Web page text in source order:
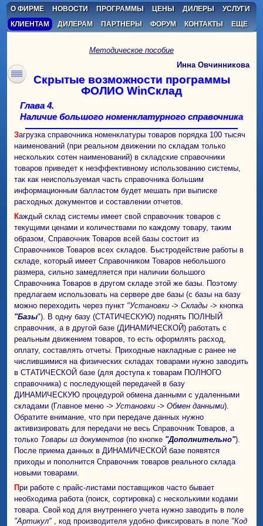
О ФИРМЕ НОВОСТИ ПРОГРАММЫ ЦЕНЫ ДИЛЕРЫ
УСЛУГИ
КЛИЕНТАМ
ДИЛЕРАМ ПАРТНЕРЫ ФОРУМ КОНТАКТЫ ЕЩЕ
Методическое пособие
Инна Овчинникова
Скрытые возможности программы
ФОЛИО WinСклад
Глава 4.
Наличие большого номенклатурного справочника
Загрузка справочника номенклатуры товаров порядка 100 тысяч
наименований (при реальном движении по складам только
нескольких сотен наименований) в складские справочники
товаров приведет к неэффективному использованию системы,
так как неиспользуемая часть справочника большим
информационным балластом будет мешать при выписке
расходных документов и составлении отчетов.
Каждый склад системы имеет свой справочник товаров с
текущими ценами и количествами по каждому товару, таким
образом, Справочник Товаров всей базы состоит из
Справочников Товаров всех складов. Быстродействие работы в
складе, который имеет Справочником Товаров небольшого
размера, сильно замедляется при наличии большого
Справочника Товаров в другом складе этой же базы. Поэтому
предлагаем использовать на сервере две базы (с базы на базу
можно переходить через пункт "Установки -> Склады-> кнопка
"Базы"). В одну базу (СТАТИЧЕСКУЮ) поднять ПОЛНЫЙ
справочник, а в другой базе (ДИНАМИЧЕСКОЙ) работать с
реальным движением товаров, то есть оформлять расход,
оплату, составлять отчеты. Приходные накладные с ранее не
числившимися на физических складах товарами нужно заводить
в СТАТИЧЕСКОЙ базе (для доступа к товарам ПОЛНОГО
справочника) с последующей передачей в базу
ДИНАМИЧЕСКУЮ процедурой обмена данными с удаленными
складами (Главное меню-> Установки -> Обмен данными).
Обратите внимание, что при передаче данных нужно
активизировать для передачи не весь Справочник Товаров, а
только Товары из документов(по кнопке "Дополнительно").
После приема данных в ДИНАМИЧЕСКОЙ базе появятся
приходы и пополнится Справочник товаров реального склада
новыми товарами.
При работе с прайс-листами поставщиков часто бывает
необходима работа (поиск, сортировка) с несколькими кодами
товара. Свой код для внутреннего учета нужно заводить в поле
"Артикул" , код производителя удобно фиксировать в поле "Код